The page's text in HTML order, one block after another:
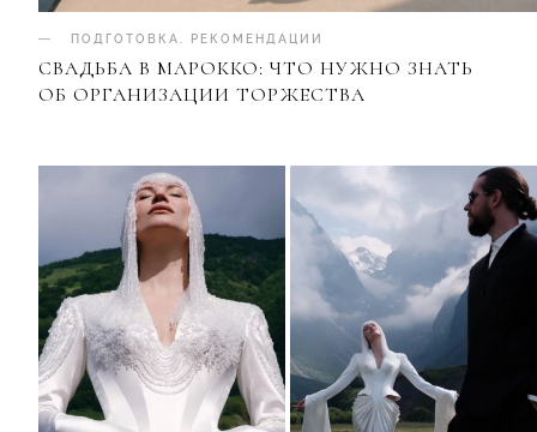
ПОДГОТОВКА РЕКОМЕНДАЦИИ
СВАДЬБА В МАРОККО: ЧТО НУЖНО ЗНАТЬ
ОБ ОРГАНИЗАЦИИ ТОРЖЕСТВА